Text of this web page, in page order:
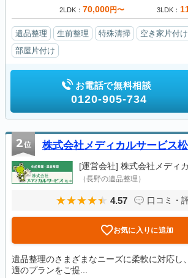
2LDK 70,000円〜 3LDK
遺品整理 生前整理 特殊清掃 空き家片付け
部屋片付け
お電話で無料相談
0120-905-734
2位 株式会社メディカルサービス
[運営会社] 株式会社メディ
（長野の遺品整理）
4.57 口コミ・
お気に入りに追加
遺品整理のさまざまなニーズに柔軟に対応し
適のプランをご提...